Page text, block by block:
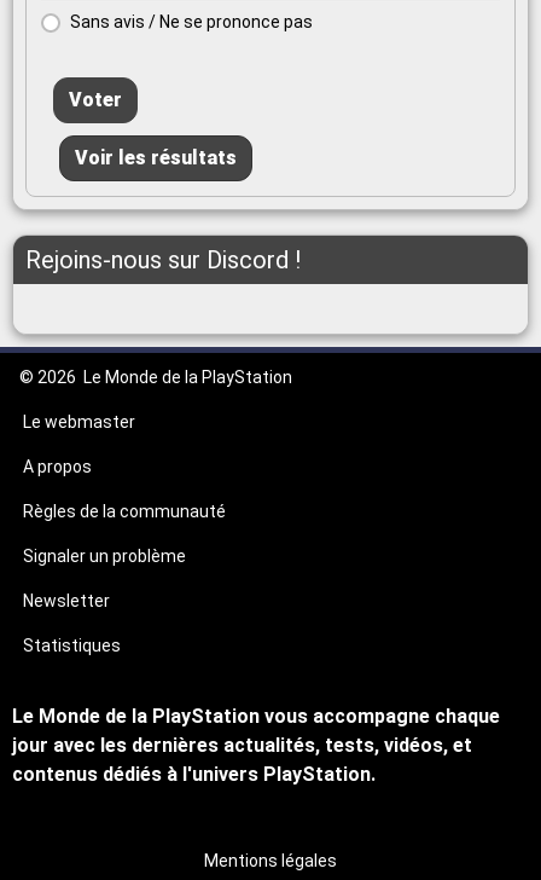
Sans avis / Ne se prononce pas
Voter
Voir les résultats
Rejoins-nous sur Discord !
© 2026 Le Monde de la PlayStation
Le webmaster
A propos
Règles de la communauté
Signaler un problème
Newsletter
Statistiques
Le Monde de la PlayStation vous accompagne chaque
jour avec les dernières actualités, tests, vidéos, et
contenus dédiés à l'univers PlayStation.
Mentions légales